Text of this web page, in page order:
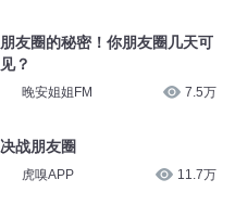
朋友圈的秘密！你朋友圈几天可
见？
晚安姐姐FM 7.5万
决战朋友圈
虎嗅APP 11.7万